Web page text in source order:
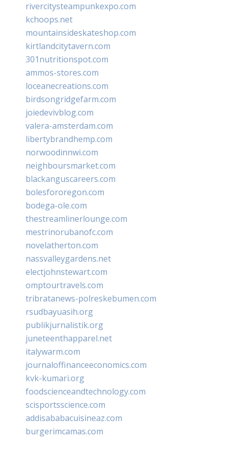
rivercitysteampunkexpo.com
kchoops.net
mountainsideskateshop.com
kirtlandcitytavern.com
301nutritionspot.com
ammos-stores.com
loceanecreations.com
birdsongridgefarm.com
joiedevivblog.com
valera-amsterdam.com
libertybrandhemp.com
norwoodinnwi.com
neighboursmarket.com
blackanguscareers.com
bolesfororegon.com
bodega-ole.com
thestreamlinerlounge.com
mestrinorubanofc.com
novelatherton.com
nassvalleygardens.net
electjohnstewart.com
omptourtravels.com
tribratanews-polreskebumen.com
rsudbayuasih.org
publikjurnalistik.org
juneteenthapparel.net
italywarm.com
journaloffinanceeconomics.com
kvk-kumari.org
foodscienceandtechnology.com
scisportsscience.com
addisababacuisineaz.com
burgerimcamas.com